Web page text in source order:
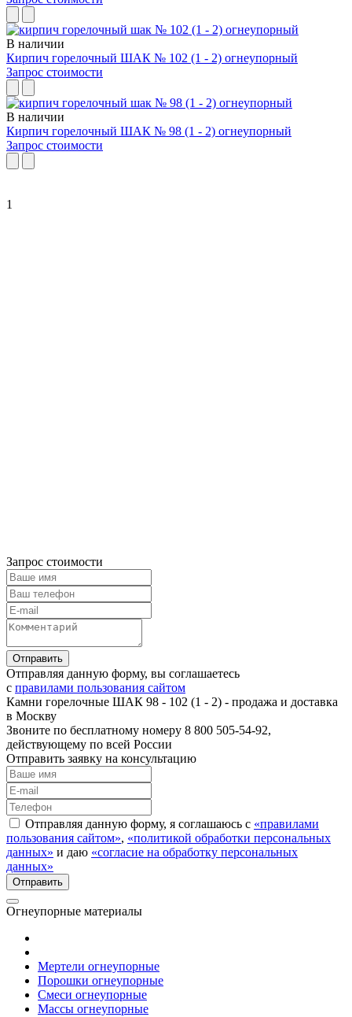
В наличии
Кирпич горелочный ШАК № 102 (1 - 2) огнеупорный
Запрос стоимости
В наличии
Кирпич горелочный ШАК № 98 (1 - 2) огнеупорный
Запрос стоимости
1
Запрос стоимости
Отправляя данную форму, вы соглашаетесь
с правилами пользования сайтом
Камни горелочные ШАК 98 - 102 (1 - 2) - продажа и доставка
в Москву
Звоните по бесплатному номеру 8 800 505-54-92,
действующему по всей России
Отправить заявку на консультацию
Отправляя данную форму, я соглашаюсь с «правилами
пользования сайтом», «политикой обработки персональных
данных» и даю «согласие на обработку персональных
данных»
Огнеупорные материалы
Мертели огнеупорные
Порошки огнеупорные
Смеси огнеупорные
Массы огнеупорные